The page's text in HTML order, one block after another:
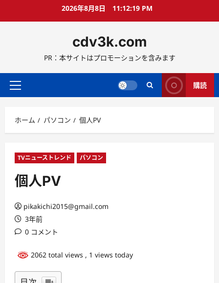
ス
ッ
2026年8月8日 11:12:20 PM
cdv3k.com
PR：本サイトはプロモーションを含みます
メ
メ
ニ
ー
購読
ホーム パソコン 個人PV
TVニューストレンド パソコン
個人PV
pikakichi2015@gmail.com
3年前
0 コメント
2062 total views , 1 views today